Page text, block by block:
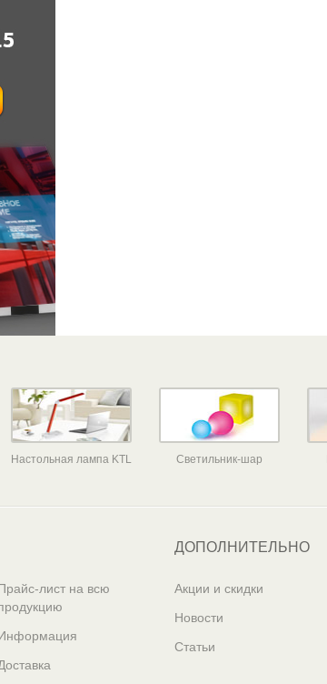
Настольная лампа KTL Светильник-шар
лист на всю
ДОПОЛНИТЕЛЬНО
Акции и скидки
Новости
Статьи